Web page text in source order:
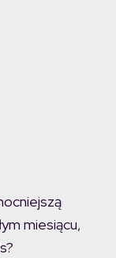
miesiącu,